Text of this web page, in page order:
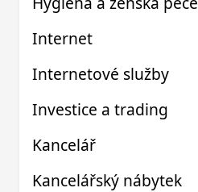
Internet
Internetové služby
Investice a trading
Kancelář
Kancelářský nábytek